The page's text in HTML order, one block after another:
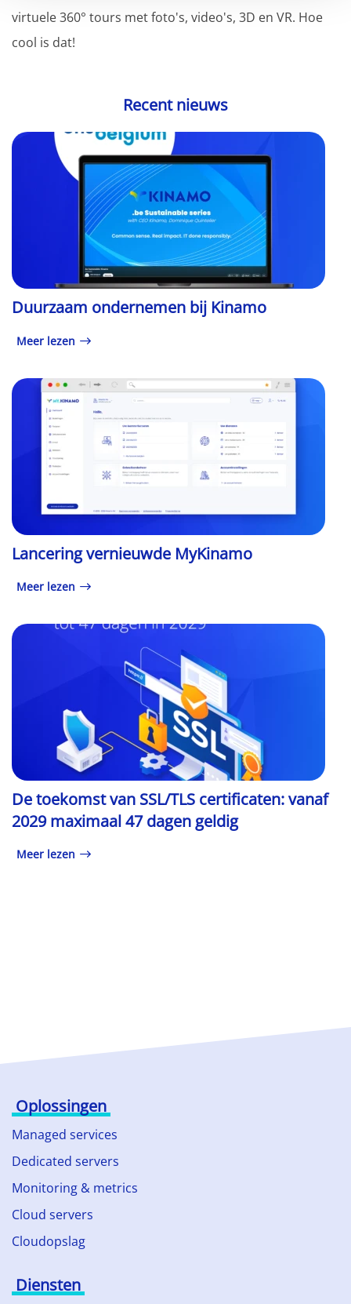
virtuele 360° tours met foto's, video's, 3D en VR. Hoe
cool is dat!
Recent nieuws
Duurzaam ondernemen bij Kinamo
Meer lezen
Lancering vernieuwde MyKinamo
Meer lezen
De toekomst van SSL/TLS certificaten: vanaf
2029 maximaal 47 dagen geldig
Meer lezen
Oplossingen
Managed services
Dedicated servers
Monitoring & metrics
Cloud servers
Cloudopslag
Diensten